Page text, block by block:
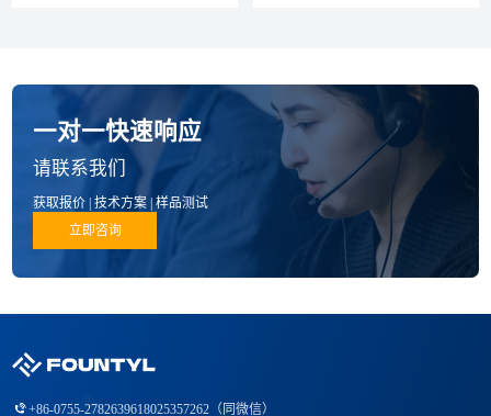
一对一快速响应
请联系我们
获取报价 | 技术方案 | 样品测试
立即咨询
+86-0755-2782639618025357262（同微信）